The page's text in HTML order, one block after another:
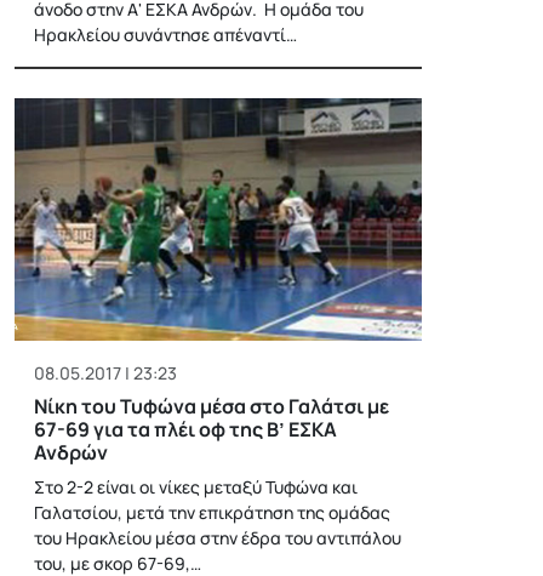
άνοδο στην Α' ΕΣΚΑ Ανδρών. Η ομάδα του
Ηρακλείου συνάντησε απέναντί…
08.05.2017 | 23:23
Νίκη του Τυφώνα μέσα στο Γαλάτσι με
67-69 για τα πλέι οφ της Β’ ΕΣΚΑ
Ανδρών
Στο 2-2 είναι οι νίκες μεταξύ Τυφώνα και
Γαλατσίου, μετά την επικράτηση της ομάδας
του Ηρακλείου μέσα στην έδρα του αντιπάλου
του, με σκορ 67-69,…